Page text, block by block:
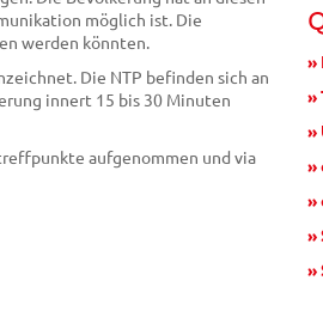
möglich ist. Die
werden könnten.
Die NTP befinden sich an
innert 15 bis 30 Minuten
aufgenommen und via
»
»
»
»
»
»
»